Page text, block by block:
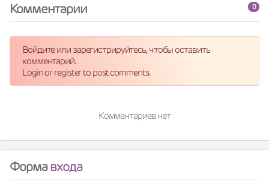
0
Комментарии
Войдите или зарегистрируйтесь, чтобы оставить
комментарий.
Login or register to post comments.
Комментариев нет
Формавхода